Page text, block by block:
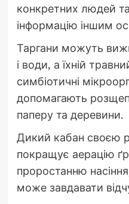
конкретних людей
інформацію іншим
Таргани можуть
і води, а їхній
симбіотичні
допомагають
паперу та деревини.
Дикий кабан своєю
покращує аерацію
проростанню
може завдавати